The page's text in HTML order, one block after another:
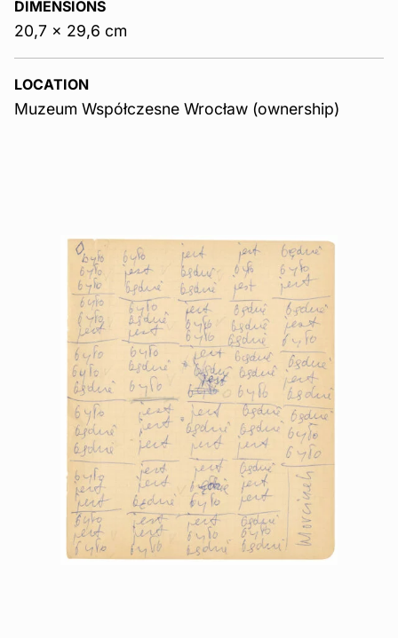
DIMENSIONS
20,7 x 29,6 cm
LOCATION
Muzeum Współczesne Wrocław (ownership)